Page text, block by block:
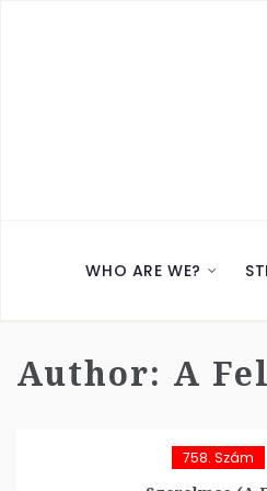
WHO ARE WE?
Author: A
758. Szám